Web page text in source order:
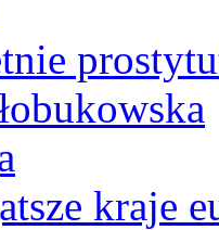
kraje